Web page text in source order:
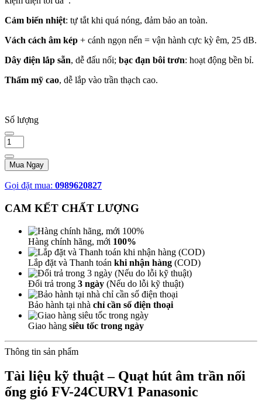
Cảm biến nhiệt: tự tắt khi quá nóng, đảm bảo an toàn.
Vách cách âm kép + cánh ngọn nến = vận hành cực kỳ êm, 25 dB.
Dây điện lắp sẵn, dễ đấu nối; bạc đạn bôi trơn: hoạt động bền bỉ.
Thẩm mỹ cao, dễ lắp vào trần thạch cao.
Số lượng
Mua Ngay
Gọi đặt mua: 0989620827
CAM KẾT CHẤT LƯỢNG
Hàng chính hãng, mới 100%
Lắp đặt và Thanh toán khi nhận hàng (COD)
Đổi trả trong 3 ngày (Nếu do lỗi kỹ thuật)
Bảo hành tại nhà chỉ cần số điện thoại
Giao hàng siêu tốc trong ngày
Thông tin sản phẩm
Tài liệu kỹ thuật – Quạt hút âm trần nối
ống gió FV-24CURV1 Panasonic